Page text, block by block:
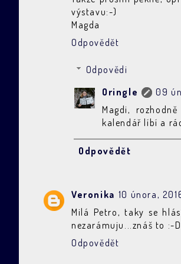
výstavu:-)
Magda
Odpovědět
Odpovědi
Oringle
09
Magdi,
kalendář líbí a
Odpovědět
Veronika 10 února,
Milá Petro, taky se
nezarámuju...znáš to :-D
Odpovědět